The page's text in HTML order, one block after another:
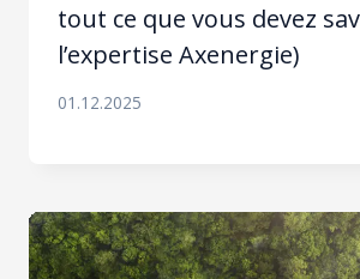
tout ce que vous devez
l’expertise Axenergie)
01.12.2025